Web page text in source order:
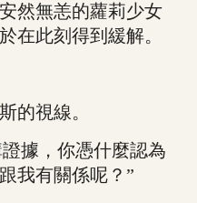
無恙的蘿莉少女
在此刻得到緩解。
視線。
據，你憑什麼認為
我有關係呢？”